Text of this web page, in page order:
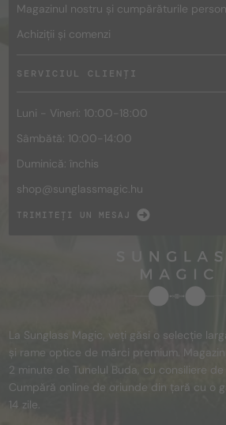
Magazinul nostru și cumpărăturile
Achiziții și comenzi
SERVICIUL CLIENȚI
Luni - Vineri: 10:00-18:00
Sâmbătă: 10:00-14:00
Duminică: închis
shop@sunglassmagic.hu
TRIMITEȚI UN MESAJ
La Sunglass Magic, veți găsi o selecție
și rame optice de mărci premium.
2 minute de Tunelul Buda, cu consiliere
Cumpără online de oriunde din țară cu o
14 zile.